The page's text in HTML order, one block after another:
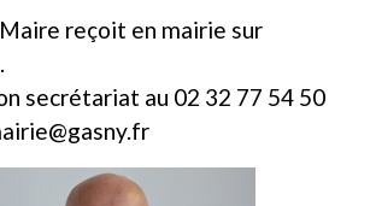
reçoit en mairie sur
secrétariat au 02 32 77 54 50